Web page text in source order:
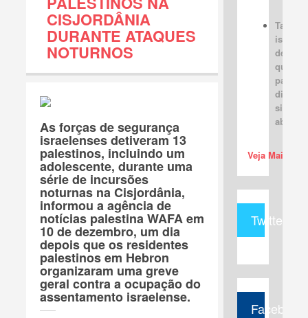
CISJORDÂNIA
DURANTE ATAQUES
NOTURNOS
As forças de segurança
israelenses detiveram 13
palestinos, incluindo um
adolescente, durante uma
série de incursões
noturnas na Cisjordânia,
informou a agência de
notícias palestina WAFA em
10 de dezembro, um dia
depois que os residentes
palestinos em Hebron
organizaram uma greve
geral contra a ocupação do
assentamento israelense.
Tabus
devem
para
sincera
aberta
Veja Mais (+)
Twitter
Facebook